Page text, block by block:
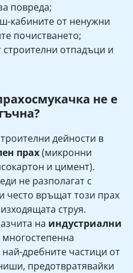
повреда;
кабините от ненужни
почистването;
отпадъци и
не е
дейности в
прах(микронни
и цимент).
не разполагат с
често връщат този прах
струя.
на индустриални
дребните частици от
предотвратявайки